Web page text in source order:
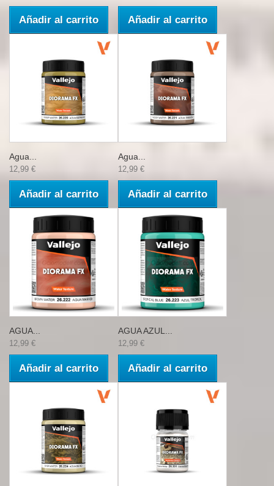
Añadir al carrito Añadir al carrito
Agua...
12,99 €
Añadir al carrito
Agua...
12,99 €
Añadir al carrito
AGUA...
12,99 €
Añadir al carrito
AGUA AZUL...
12,99 €
Añadir al carrito